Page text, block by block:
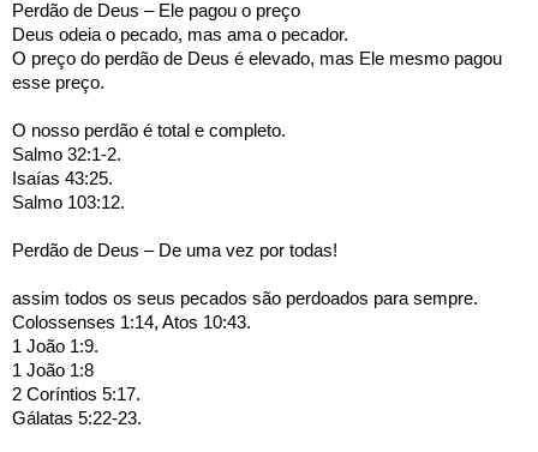
Perdão de Deus – Ele pagou o preço
Deus odeia o pecado, mas ama o pecador.
O preço do perdão de Deus é elevado, mas Ele mesmo pagou
esse preço.
O nosso perdão é total e completo.
Salmo 32:1-2.
Isaías 43:25.
Salmo 103:12.
Perdão de Deus – De uma vez por todas!
assim todos os seus pecados são perdoados para sempre.
Colossenses 1:14, Atos 10:43.
1 João 1:9.
1 João 1:8
2 Coríntios 5:17.
Gálatas 5:22-23.